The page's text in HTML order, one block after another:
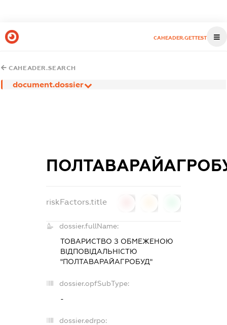
CAHEADER.GETTEST
CAHEADER.SEARCH
document.dossier
riskFactors.title
dossier.fullName:
ТОВАРИСТВО З ОБМЕЖЕНОЮ
ВІДПОВІДАЛЬНІСТЮ
"ПОЛТАВАРАЙАГРОБУД"
dossier.opfSubType:
-
dossier.edrpo: